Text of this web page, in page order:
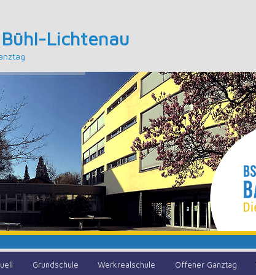
Lichtenau
Grundschule Werkrealschule Offener Ganztag